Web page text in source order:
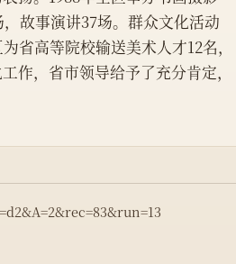
故事演讲37场。群众文化活动
省高等院校输送美术人才12名，
作，省市领导给予了充分肯定，